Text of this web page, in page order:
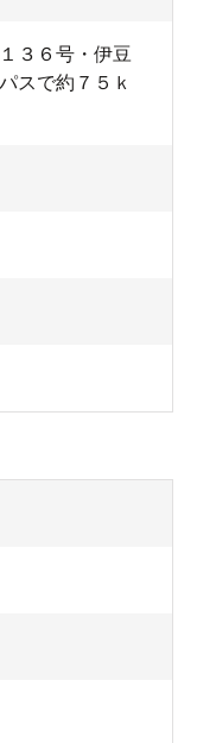
３６号・伊豆
スで約７５ｋ